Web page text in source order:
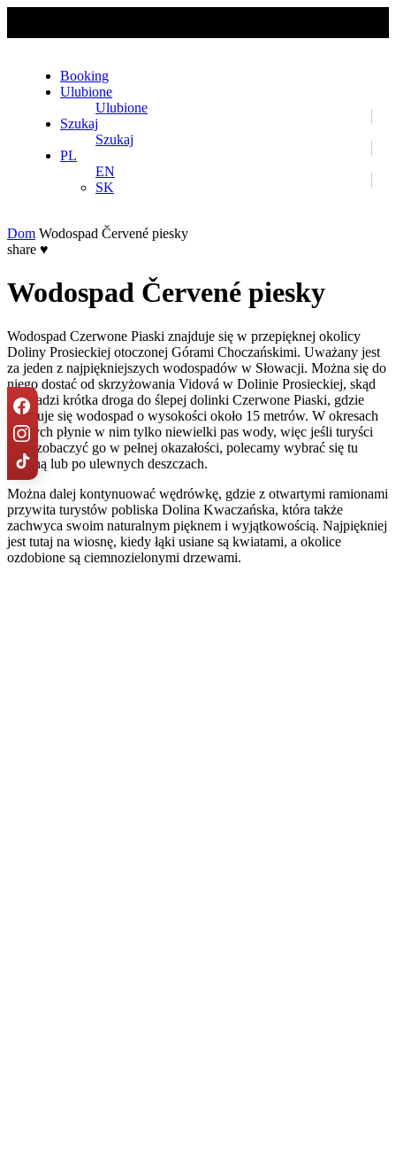
Booking
Ulubione
Ulubione
Szukaj
Szukaj
PL
EN
SK
Dom Wodospad Červené piesky
share ♥
Wodospad Červené piesky
Wodospad Czerwone Piaski znajduje się w przepięknej okolicy
Doliny Prosieckiej otoczonej Górami Choczańskimi. Uważany jest
za jeden z najpiękniejszych wodospadów w Słowacji. Można się do
niego dostać od skrzyżowania Vidová w Dolinie Prosieckiej, skąd
prowadzi krótka droga do ślepej dolinki Czerwone Piaski, gdzie
znajduje się wodospad o wysokości około 15 metrów. W okresach
suchych płynie w nim tylko niewielki pas wody, więc jeśli turyści
chcą zobaczyć go w pełnej okazałości, polecamy wybrać się tu
wiosną lub po ulewnych deszczach.
Można dalej kontynuować wędrówkę, gdzie z otwartymi ramionami
przywita turystów pobliska Dolina Kwaczańska, która także
zachwyca swoim naturalnym pięknem i wyjątkowością. Najpiękniej
jest tutaj na wiosnę, kiedy łąki usiane są kwiatami, a okolice
ozdobione są ciemnozielonymi drzewami.